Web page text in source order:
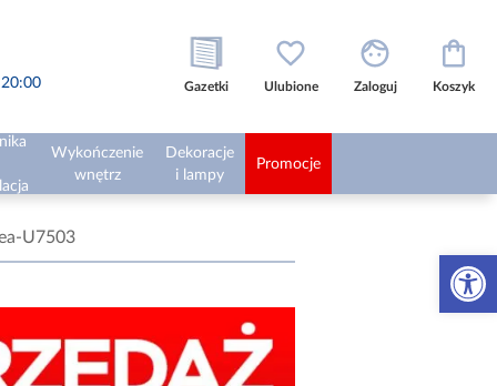
Otwórz
Gazetki Ulubione Zaloguj Koszyk
Wykończenie
wnętrz
Dekoracje
i lampy
Promocje
U7503